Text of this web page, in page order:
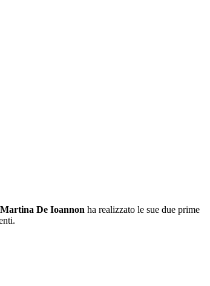
Martina De Ioannon ha realizzato le sue due prime